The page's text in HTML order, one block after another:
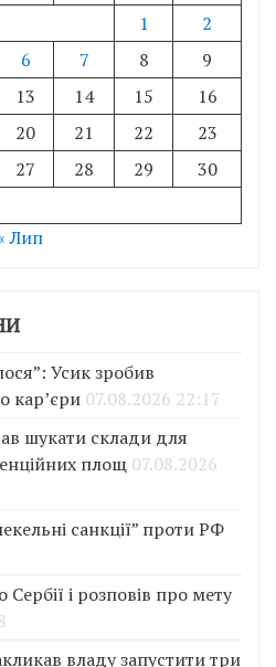
1
2
6 7 8
9
13 14 15
16
20 21 22
23
27 28 29
30
Лип
Усик зробив
кар’єри 07.08.2026 22:17
шукати склади для
площ 07.08.2026
санкції” проти РФ
і розповів про мету
владу запустити три